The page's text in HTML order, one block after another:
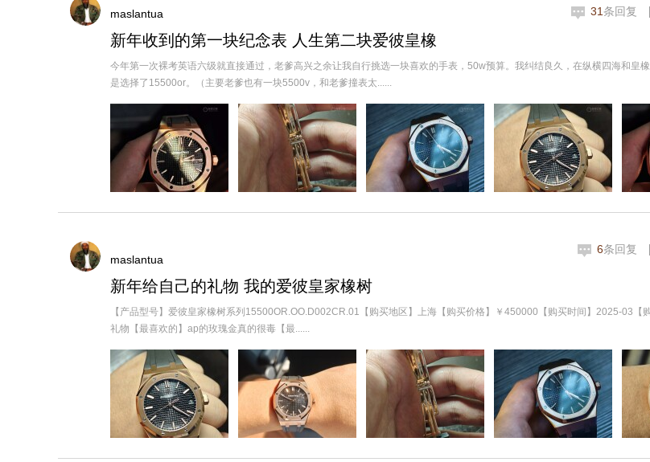
maslantua
新年收到的第一块纪念表 人生第二块爱彼皇橡
今年第一次裸考英语六级就直接通过，老爹高兴之余让我自行挑选一块喜欢的手表，50w预算。我纠结良久，在纵横四海和皇
是选择了15500or。（主要老爹也有一块5500v，和老爹撞表太......
31 条回复
maslantua
新年给自己的礼物 我的爱彼皇家橡树
【产品型号】爱彼皇家橡树系列15500OR.OO.D002CR.01【购买地区】上海【购买价格】￥450000【购买时间】2025-03【
礼物【最喜欢的】ap的玫瑰金真的很毒【最......
6条回复